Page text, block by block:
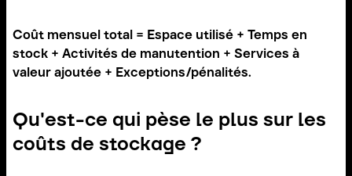
Coût mensuel total = Espace utilisé + Temps en
stock + Activités de manutention + Services à
valeur ajoutée + Exceptions/pénalités.
Qu'est-ce qui pèse le plus sur les
coûts de stockage ?